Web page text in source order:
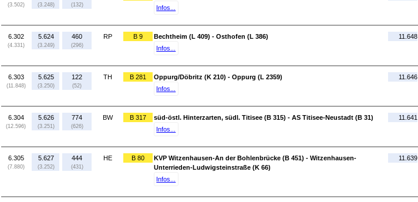
(3.502) (3.248) (132)
Infos...
6.302
(4.331)
5.624
(3.249)
460
(296)
RP B 9
Bechtheim (L 409) - Osthofen (L 386)
Infos...
11.648
6.303
(11.848)
5.625
(3.250)
122
(52)
TH B 281
Oppurg/Döbritz (K 210) - Oppurg (L 2359)
Infos...
11.646
6.304
(12.596)
5.626
(3.251)
774
(626)
BW B 317
süd-östl. Hinterzarten, südl. Titisee (B 315) - AS Titisee-Neustadt (B 31)
Infos...
11.641
6.305
(7.880)
5.627
(3.252)
444
(431)
HE B 80
KVP Witzenhausen-An der Bohlenbrücke (B 451) - Witzenhausen-
Unterrieden-Ludwigsteinstraße (K 66)
Infos...
11.639